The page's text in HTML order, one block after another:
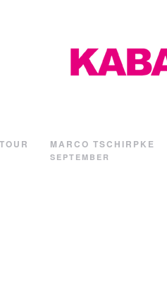
MARCO TSCHIRPKE
SEPTEMBER